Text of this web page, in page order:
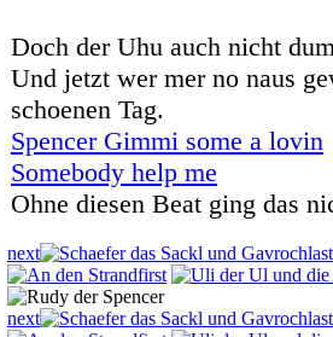
Doch der Uhu auch nicht
Und jetzt wer mer no naus
schoenen Tag.
Spencer Gimmi some a lovin
Somebody help me
Ohne diesen Beat ging das
next
last
first
next
last